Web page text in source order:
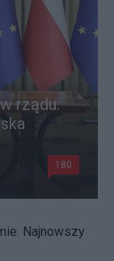
rządu.
180
Najnowszy